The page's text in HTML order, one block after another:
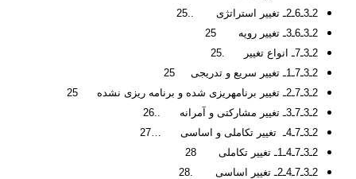
2ـ3ـ6ـ2ـ تغییر استراتژی ..25
2ـ3ـ6ـ3ـ تغییر رویه 25
2ـ3ـ7ـ انواع تغییر .25
2ـ3ـ7ـ1ـ تغییر سریع و تدریجی 25
2ـ3ـ7ـ2ـ تغییر برنامه­ریزی شده و برنامه ریزی نشده 25
2ـ3ـ7ـ3ـ تغییر مشارکتی و آمرانه ..26
2ـ3ـ7ـ4ـ تغییر تکاملی و اساسی …27
2ـ3ـ7ـ4ـ1ـ تغییر تکاملی 28
2ـ3ـ7ـ4ـ2ـ تغییر اساسی .28